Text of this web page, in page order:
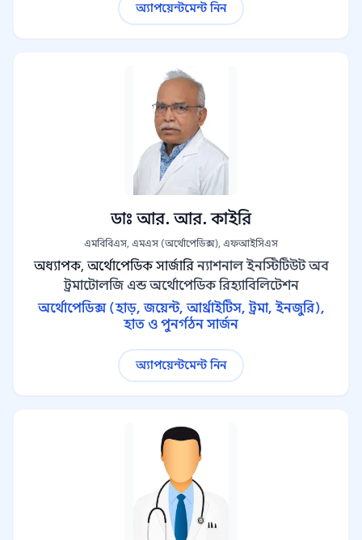
অ্যাপয়েন্টমেন্ট নিন
ডাঃ আর. আর. কাইরি
এমবিবিএস, এমএস (অর্থোপেডিক্স), এফআইসিএস
অধ্যাপক, অর্থোপেডিক সার্জারি ন্যাশনাল ইনস্টিটিউট অব
ট্রমাটোলজি এন্ড অর্থোপেডিক রিহ্যাবিলিটেশন
অর্থোপেডিক্স (হাড়, জয়েন্ট, আর্থ্রাইটিস, ট্রমা, ইনজুরি),
হাত ও পুনর্গঠন সার্জন
অ্যাপয়েন্টমেন্ট নিন